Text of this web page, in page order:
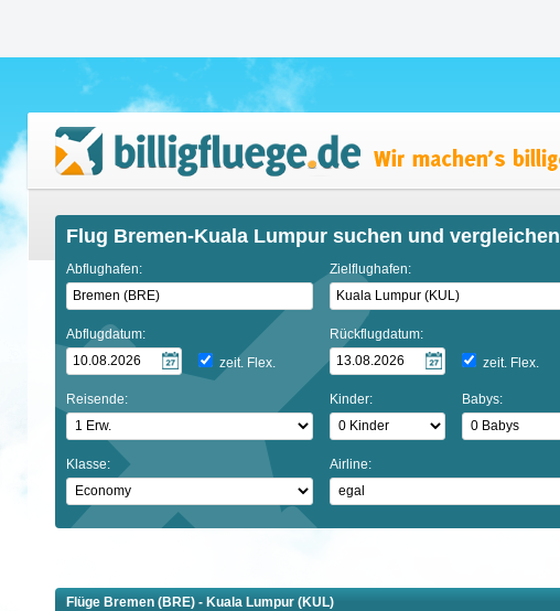
Flug Bremen-Kuala Lumpur suchen und vergleichen
Abflughafen: Zielflughafen:
Abflugdatum:
zeit. Flex.
Rückflugdatum:
zeit. Flex.
Reisende: Kinder: Babys:
Klasse: Airline:
Flüge Bremen (BRE) - Kuala Lumpur (KUL)